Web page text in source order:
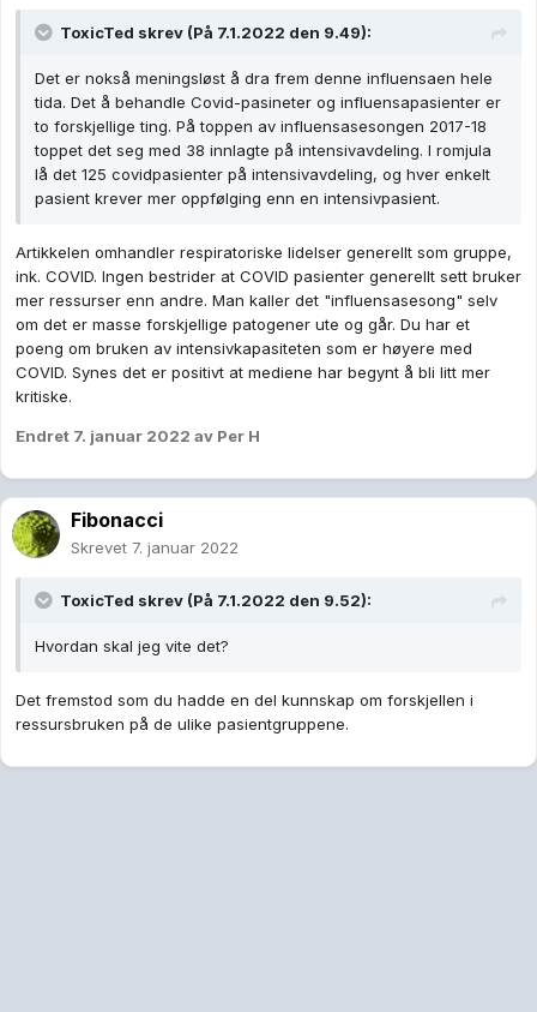
ToxicTed skrev (På 7.1.2022 den 9.49):
Det er nokså meningsløst å dra frem denne influensaen hele
tida. Det å behandle Covid-pasineter og influensapasienter er
to forskjellige ting. På toppen av influensasesongen 2017-18
toppet det seg med 38 innlagte på intensivavdeling. I romjula
lå det 125 covidpasienter på intensivavdeling, og hver enkelt
pasient krever mer oppfølging enn en intensivpasient.
Artikkelen omhandler respiratoriske lidelser generellt som gruppe,
ink. COVID. Ingen bestrider at COVID pasienter generellt sett bruker
mer ressurser enn andre. Man kaller det "influensasesong" selv
om det er masse forskjellige patogener ute og går. Du har et
poeng om bruken av intensivkapasiteten som er høyere med
COVID. Synes det er positivt at mediene har begynt å bli litt mer
kritiske.
Endret 7. januar 2022 av Per H
Fibonacci
Skrevet 7. januar 2022
ToxicTed skrev (På 7.1.2022 den 9.52):
Hvordan skal jeg vite det?
Det fremstod som du hadde en del kunnskap om forskjellen i
ressursbruken på de ulike pasientgruppene.